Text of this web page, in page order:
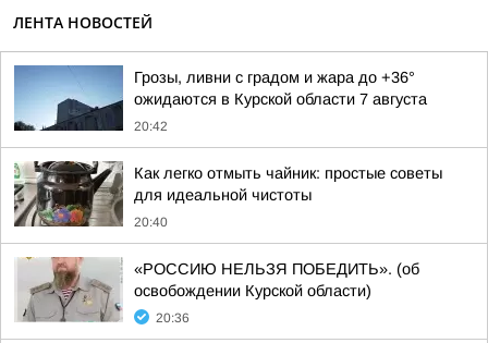
ЛЕНТА НОВОСТЕЙ
Грозы, ливни с градом и жара до +36°
ожидаются в Курской области 7 августа
20:42
Как легко отмыть чайник: простые советы
для идеальной чистоты
20:40
«РОССИЮ НЕЛЬЗЯ ПОБЕДИТЬ». (об
освобождении Курской области)
20:36